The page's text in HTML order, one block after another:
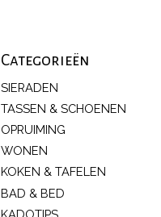
Categorieën
SIERADEN
TASSEN & SCHOENEN
OPRUIMING
WONEN
KOKEN & TAFELEN
BAD & BED
KADOTIPS